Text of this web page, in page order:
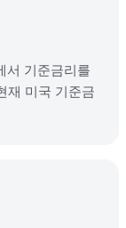
서 기준금리를
재 미국 기준금